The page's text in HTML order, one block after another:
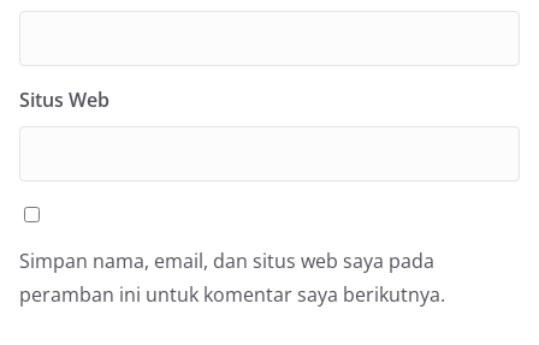
Situs Web
Simpan nama, email, dan situs web saya pada
peramban ini untuk komentar saya berikutnya.